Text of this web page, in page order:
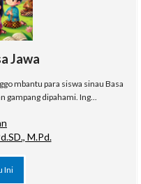
Jawa
mbantu para siswa sinau Basa
gampang dipahami. Ing...
M.Pd.
Ini